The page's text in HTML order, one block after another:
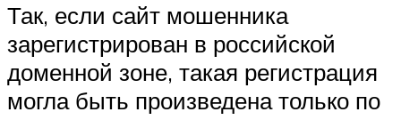
Так, если сайт мошенника
зарегистрирован в российской
доменной зоне, такая регистрация
могла быть произведена только по